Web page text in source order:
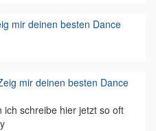
mir deinen besten Dance
mir deinen besten Dance
ich schreibe hier jetzt so oft